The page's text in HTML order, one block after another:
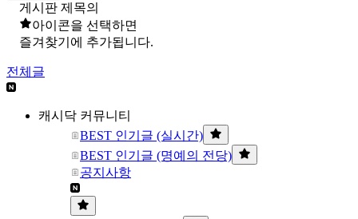
게시판 제목의
아이콘을 선택하면
즐겨찾기에 추가됩니다.
전체글
캐시닥 커뮤니티
BEST 인기글 (실시간)
BEST 인기글 (명예의 전당)
공지사항